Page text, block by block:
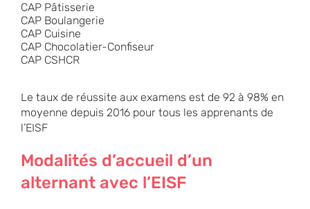
CAP Pâtisserie
CAP Boulangerie
CAP Cuisine
CAP Chocolatier-Confiseur
CAP CSHCR
Le taux de réussite aux examens est de 92 à 98% en
moyenne depuis 2016 pour tous les apprenants de
l’EISF
Modalités d’accueil d’un
alternant avec l’EISF